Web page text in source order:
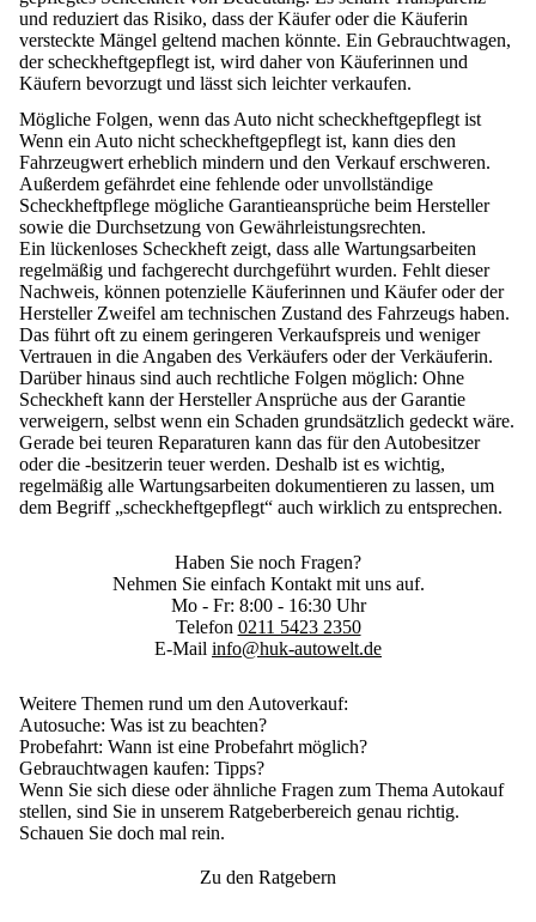
und reduziert das Risiko, dass der Käufer oder die Käuferin
versteckte Mängel geltend machen könnte. Ein Gebrauchtwagen,
der scheckheftgepflegt ist, wird daher von Käuferinnen und
Käufern bevorzugt und lässt sich leichter verkaufen.
Mögliche Folgen, wenn das Auto nicht scheckheftgepflegt ist
Wenn ein Auto nicht scheckheftgepflegt ist, kann dies den
Fahrzeugwert erheblich mindern und den Verkauf erschweren.
Außerdem gefährdet eine fehlende oder unvollständige
Scheckheftpflege mögliche Garantieansprüche beim Hersteller
sowie die Durchsetzung von Gewährleistungsrechten.
Ein lückenloses Scheckheft zeigt, dass alle Wartungsarbeiten
regelmäßig und fachgerecht durchgeführt wurden. Fehlt dieser
Nachweis, können potenzielle Käuferinnen und Käufer oder der
Hersteller Zweifel am technischen Zustand des Fahrzeugs haben.
Das führt oft zu einem geringeren Verkaufspreis und weniger
Vertrauen in die Angaben des Verkäufers oder der Verkäuferin.
Darüber hinaus sind auch rechtliche Folgen möglich: Ohne
Scheckheft kann derHersteller Ansprüche aus der Garantie
verweigern, selbst wenn ein Schaden grundsätzlich gedeckt wäre.
Gerade bei teuren Reparaturen kann das für den Autobesitzer
oder die -besitzerin teuer werden. Deshalb ist es wichtig,
regelmäßig alle Wartungsarbeiten dokumentieren zu lassen, um
dem Begriff „scheckheftgepflegt“ auch wirklich zu entsprechen.
Haben Sie noch Fragen?
Nehmen Sie einfach Kontakt mit uns auf.
Mo - Fr: 8:00 - 16:30 Uhr
Telefon 0211 5423 2350
E-Mail info@huk-autowelt.de
Weitere Themen rund um den Autoverkauf:
Autosuche: Was ist zu beachten?
Probefahrt: Wann ist eine Probefahrt möglich?
Gebrauchtwagen kaufen: Tipps?
Wenn Sie sich diese oder ähnliche Fragen zum Thema Autokauf
stellen, sind Sie in unserem Ratgeberbereich genau richtig.
Schauen Sie doch mal rein.
Zu den Ratgebern